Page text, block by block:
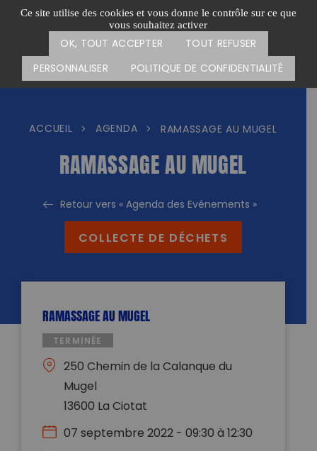
Ce site utilise des cookies et vous donne le contrôle sur ce que
vous souhaitez activer
OK, TOUT ACCEPTER
TOUT REFUSER
PERSONNALISER
POLITIQUE DE CONFIDENTIALITÉ
Passer
Menu
CARTE DES ACTIONS FAIRE UN DON
ACCUEIL > AGENDA > RAMASSAGE AU MUGEL
RAMASSAGE AU MUGEL
Retour vers « Agenda des Evénements »
COLLECTE DE DÉCHETS
RAMASSAGE AU MUGEL
TERMINÉE
250 Chemin de la Calanque du
Mugel
13600 La Ciotat
07 septembre 2022 - 09:30 à 12:30